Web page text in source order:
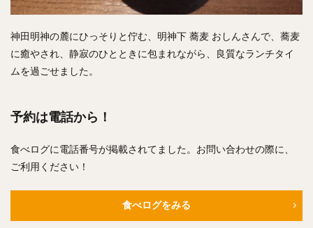
神田明神の麓にひっそりと佇む、明神下 蕎麦 おしんさんで、蕎麦
に癒やされ、静寂のひとときに包まれながら、良質なランチタイ
ムを過ごせました。
予約は電話から！
食べログに電話番号が掲載されてました。お問い合わせの際に、
ご利用ください！
食べログをみる